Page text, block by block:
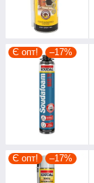
Є опт! –17%
Є опт! –17%